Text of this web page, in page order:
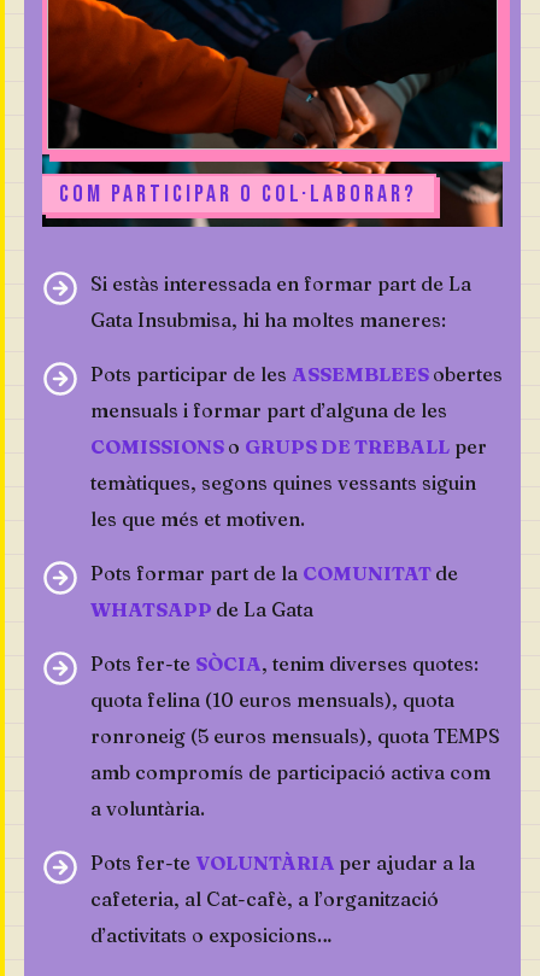
COM PARTICIPAR O COL·LABORAR?
Si estàs interessada en formar part de La
Gata Insubmisa, hi ha moltes maneres:
Pots participar de les ASSEMBLEES obertes
mensuals i formar part d’alguna de les
COMISSIONS o GRUPS DE TREBALL per
temàtiques, segons quines vessants siguin
les que més et motiven.
Pots formar part de la COMUNITAT de
WHATSAPP de La Gata
Pots fer-te SÒCIA, tenim diverses quotes:
quota felina (10 euros mensuals), quota
ronroneig (5 euros mensuals), quota TEMPS
amb compromís de participació activa com
a voluntària.
Pots fer-te VOLUNTÀRIA per ajudar a la
cafeteria, al Cat-cafè, a l’organització
d’activitats o exposicions…